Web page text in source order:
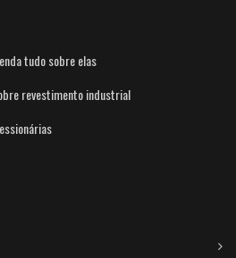
tudo sobre elas
revestimento industrial